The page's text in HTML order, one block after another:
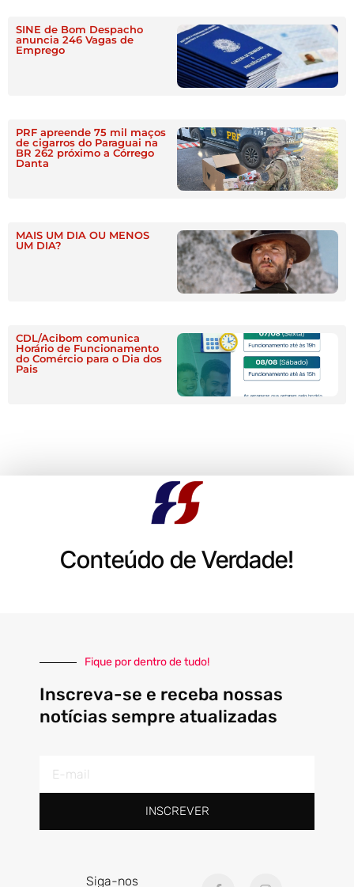
SINE de Bom Despacho
anuncia 246 Vagas de
Emprego
PRF apreende 75 mil maços
de cigarros do Paraguai na
BR 262 próximo a Córrego
Danta
MAIS UM DIA OU MENOS
UM DIA?
CDL/Acibom comunica
Horário de Funcionamento
do Comércio para o Dia dos
Pais
Conteúdo de Verdade!
Fique por dentro de tudo!
Inscreva-se e receba nossas
notícias sempre atualizadas
mail
INSCREVER
Siga-nos